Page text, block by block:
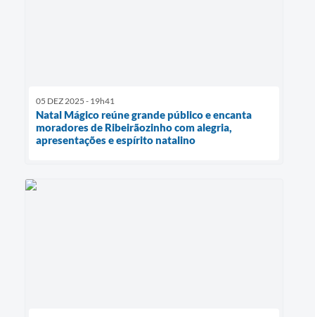
05 DEZ 2025 - 19h41
Natal Mágico reúne grande público e encanta
moradores de Ribeirãozinho com alegria,
apresentações e espírito natalino